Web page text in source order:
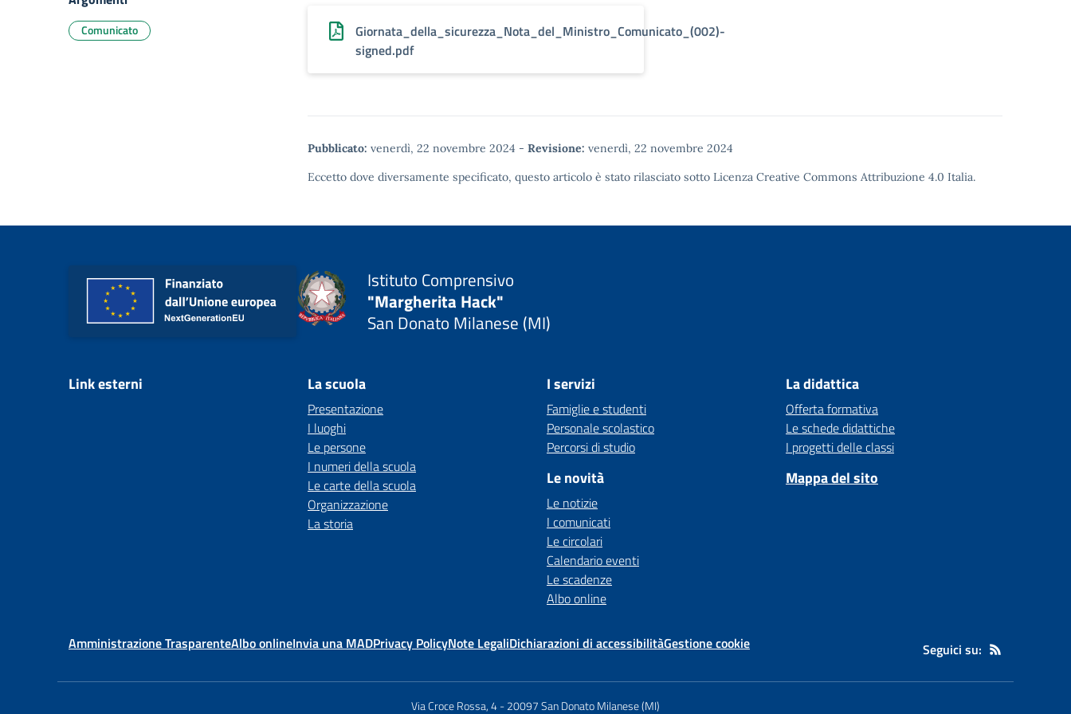
Giornata_della_sicurezza_Nota_del_Ministro_Comunicato_(002)-
signed.pdf
Pubblicato: venerdì, 22 novembre 2024 - Revisione: venerdì, 22 novembre 2024
Eccetto dove diversamente specificato, questo articolo è stato rilasciato sotto Licenza Creative Commons Attribuzione 4.0 Italia.
Comunicato
Istituto Comprensivo
"Margherita Hack"
San Donato Milanese (MI)
Link esterni La scuola
Presentazione
I luoghi
Le persone
I numeri della scuola
Le carte della scuola
Organizzazione
La storia
I servizi
Famiglie e studenti
Personale scolastico
Percorsi di studio
Le novità
Le notizie
I comunicati
Le circolari
Calendario eventi
Le scadenze
Albo online
La didattica
Offerta formativa
Le schede didattiche
I progetti delle classi
Mappa del sito
Amministrazione TrasparenteAlbo onlineInvia una MADPrivacy PolicyNote LegaliDichiarazioni di accessibilitàGestione cookie Seguici su:
Via Croce Rossa, 4-20097 San Donato Milanese (MI)